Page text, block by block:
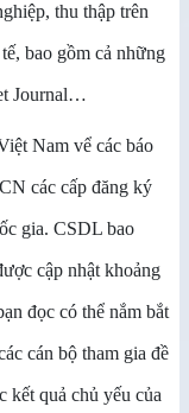
thu thập trên
bao gồm cả những
Journal…
Nam vể các báo
các cấp đăng ký
gia. CSDL bao
cập nhật khoảng
đọc có thể nắm bắt
cán bộ tham gia đề
kết quả chủ yếu của